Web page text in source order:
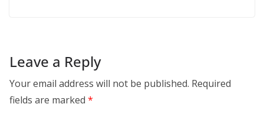
Leave a Reply
Your email address will not be published. Required
fields are marked *